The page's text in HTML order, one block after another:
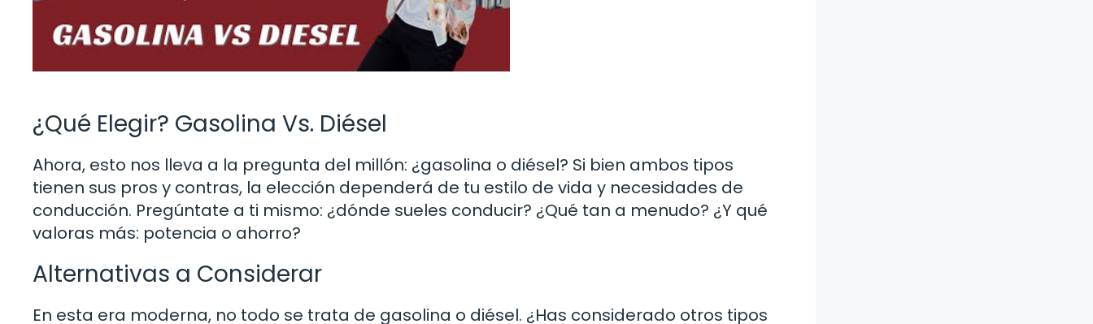
¿Qué Elegir? Gasolina Vs. Diésel
Ahora, esto nos lleva a la pregunta del millón: ¿gasolina o diésel? Si bien ambos tipos
tienen sus pros y contras, la elección dependerá de tu estilo de vida y necesidades de
conducción. Pregúntate a ti mismo: ¿dónde sueles conducir? ¿Qué tan a menudo? ¿Y qué
valoras más: potencia o ahorro?
Alternativas a Considerar
En esta era moderna, no todo se trata de gasolina o diésel. ¿Has considerado otros tipos